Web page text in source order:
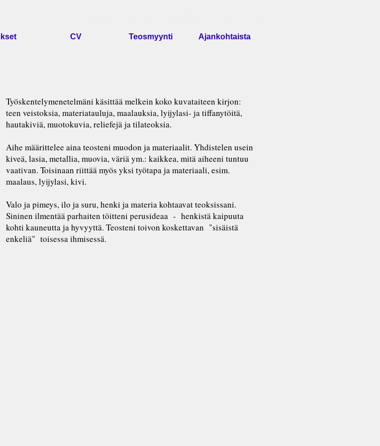
CV Teosmyynti Ajankohtaista
Työskentelymenetelmäni käsittää melkein koko kuvataiteen kirjon:
teen veistoksia, materiatauluja, maalauksia, lyijylasi- ja tiffanytöitä,
hautakiviä, muotokuvia, reliefejä ja tilateoksia.
Aihe määrittelee aina teosteni muodon ja materiaalit. Yhdistelen usein
kiveä, lasia, metallia, muovia, väriä ym.: kaikkea, mitä aiheeni tuntuu
vaativan. Toisinaan riittää myös yksi työtapa ja materiaali, esim.
maalaus, lyijylasi, kivi.
Valo ja pimeys, ilo ja suru, henki ja materia kohtaavat teoksissani.
Sininen ilmentää parhaiten töitteni perusideaa - henkistä kaipuuta
kohti kauneutta ja hyvyyttä. Teosteni toivon koskettavan "sisäistä
enkeliä" toisessa ihmisessä.